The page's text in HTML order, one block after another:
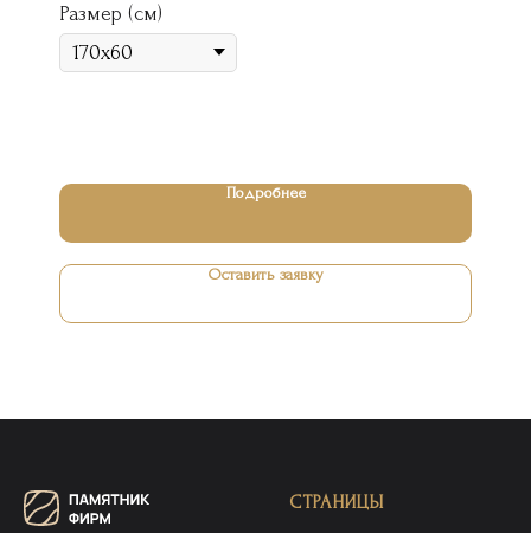
Размер (см)
Подробнее
Оставить заявку
СТРАНИЦЫ